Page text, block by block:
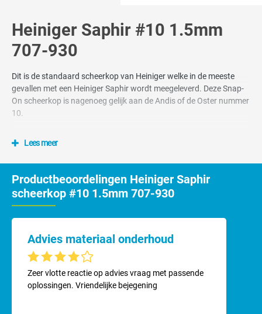
Heiniger Saphir #10 1.5mm
707-930
Dit is de standaard scheerkop van Heiniger welke in de meeste
gevallen met een Heiniger Saphir wordt meegeleverd. Deze Snap-
On scheerkop is nagenoeg gelijk aan de Andis of de Oster nummer
10.
opzetkammen. Deze scheerkop scheert tegen de haargroei in op
Deze scheerkop is zeer geschikt voor het toiletteren van paarden,
maar ook voor honden. Vaak is dit de scheerkop die je altijd wel
nodig hebt voor bijvoorbeeld de oren, hoofd, liezen, pootjes etc,
Lees meer
Productbeoordelingen Heiniger Saphir
scheerkop #10 1.5mm 707-930
Advies materiaal onderhoud
Gemiddelde waardering van 4 van 5 sterren
Zeer vlotte reactie op advies vraag met passende
oplossingen. Vriendelijke bejegening